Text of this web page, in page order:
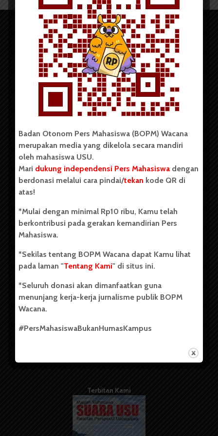
Copyright © 2023. All rights reserved BOPM WACANA.
Badan Otonom Pers Mahasiswa (BOPM) Wacana merupakan
pers mahasiswa yang berdiri di luar kampus dan dikelola
secara mandiri oleh mahasiswa Universitas Sumatera Utara
(USU). Sebelumnya BOPM Wacana merupakan salah satu
Unit Kegiatan Mahasiswa (UKM) di Universitas Sumatera
berdiri pada 1 Juli 1995.
Kontribusi
Info Iklan
Pedoman Media Siber
Kode Etik Jurnalistik
Terbitan Kami
Badan Otonom Pers Mahasiswa (BOPM) Wacana
merupakan media yang dikelola secara mandiri
oleh mahasiswa USU.
Mari dukung independensi Pers Mahasiswa dengan
berdonasi melalui cara pindai/tekan kode QR di
atas!
*Mulai dengan minimal Rp10 ribu, Kamu telah
berkontribusi pada gerakan kemandirian Pers
Mahasiswa.
*Sekilas tentang BOPM Wacana dapat Kamu lihat
pada laman "Tentang Kami" di situs ini.
*Seluruh donasi akan dimanfaatkan guna
menunjang kerja-kerja jurnalisme publik BOPM
Wacana.
#PersMahasiswaBukanHumasKampus